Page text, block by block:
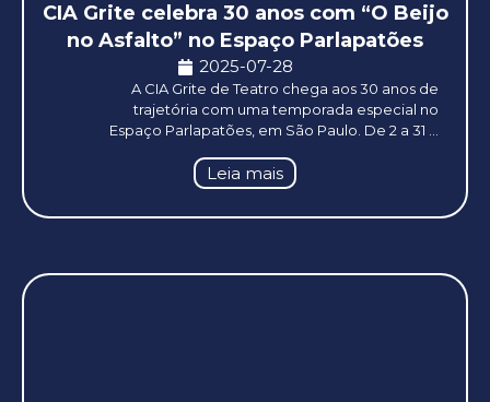
CIA Grite celebra 30 anos com “O Beijo
no Asfalto” no Espaço Parlapatões
2025-07-28
A CIA Grite de Teatro chega aos 30 anos de
trajetória com uma temporada especial no
Espaço Parlapatões, em São Paulo. De 2 a 31 ...
Leia mais